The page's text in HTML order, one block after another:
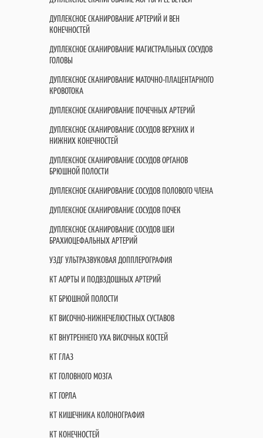
ДУПЛЕКСНОЕ СКАНИРОВАНИЕ АРТЕРИЙ И ВЕН
КОНЕЧНОСТЕЙ
ДУПЛЕКСНОЕ СКАНИРОВАНИЕ МАГИСТРАЛЬНЫХ СОСУДОВ
ГОЛОВЫ
ДУПЛЕКСНОЕ СКАНИРОВАНИЕ МАТОЧНО-ПЛАЦЕНТАРНОГО
КРОВОТОКА
ДУПЛЕКСНОЕ СКАНИРОВАНИЕ ПОЧЕЧНЫХ АРТЕРИЙ
ДУПЛЕКСНОЕ СКАНИРОВАНИЕ СОСУДОВ ВЕРХНИХ И
НИЖНИХ КОНЕЧНОСТЕЙ
ДУПЛЕКСНОЕ СКАНИРОВАНИЕ СОСУДОВ ОРГАНОВ
БРЮШНОЙ ПОЛОСТИ
ДУПЛЕКСНОЕ СКАНИРОВАНИЕ СОСУДОВ ПОЛОВОГО ЧЛЕНА
ДУПЛЕКСНОЕ СКАНИРОВАНИЕ СОСУДОВ ПОЧЕК
ДУПЛЕКСНОЕ СКАНИРОВАНИЕ СОСУДОВ ШЕИ
БРАХИОЦЕФАЛЬНЫХ АРТЕРИЙ
УЗДГ УЛЬТРАЗВУКОВАЯ ДОППЛЕРОГРАФИЯ
КТ АОРТЫ И ПОДВЗДОШНЫХ АРТЕРИЙ
КТ БРЮШНОЙ ПОЛОСТИ
КТ ВИСОЧНО-НИЖНЕЧЕЛЮСТНЫХ СУСТАВОВ
КТ ВНУТРЕННЕГО УХА ВИСОЧНЫХ КОСТЕЙ
КТ ГЛАЗ
КТ ГОЛОВНОГО МОЗГА
КТ ГОРЛА
КТ КИШЕЧНИКА КОЛОНОГРАФИЯ
КТ КОНЕЧНОСТЕЙ